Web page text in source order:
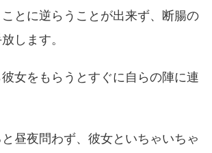
とに逆らうことが出来ず、断腸の
します。
女をもらうとすぐに自らの陣に連
昼夜問わず、彼女といちゃいちゃ